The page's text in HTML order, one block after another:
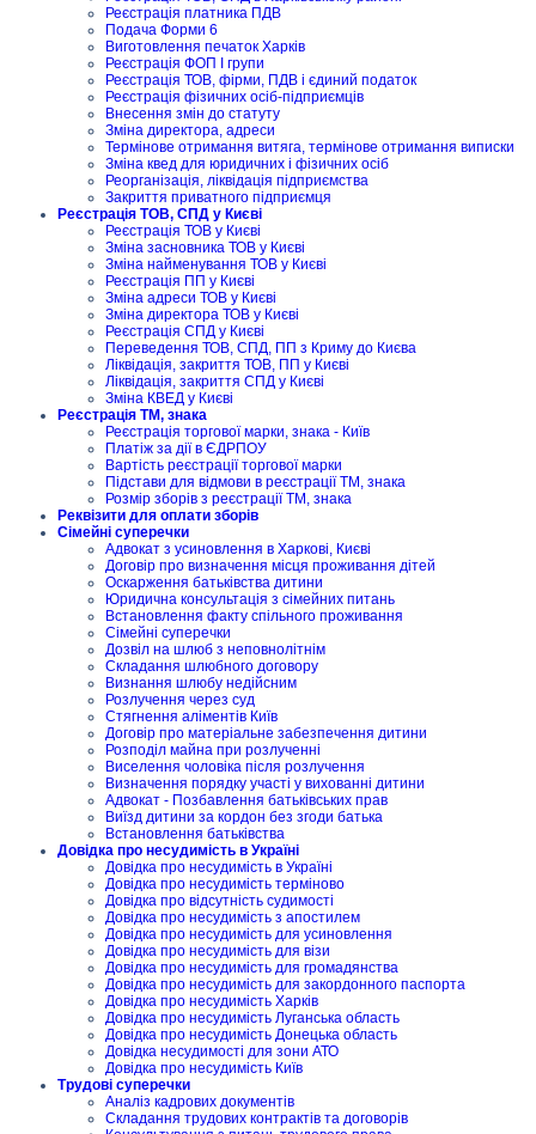
Реєстрація платника ПДВ
Подача Форми 6
Виготовлення печаток Харків
Реєстрація ФОП I групи
Реєстрація ТОВ, фірми, ПДВ і єдиний податок
Реєстрація фізичних осіб-підприємців
Внесення змін до статуту
Зміна директора, адреси
Термінове отримання витяга, термінове отримання виписки
Зміна квед для юридичних і фізичних осіб
Реорганізація, ліквідація підприємства
Закриття приватного підприємця
Реєстрація ТОВ, СПД у Києві
Реєстрація ТОВ у Києві
Зміна засновника ТОВ у Києві
Зміна найменування ТОВ у Києві
Реєстрація ПП у Києві
Зміна адреси ТОВ у Києві
Зміна директора ТОВ у Києві
Реєстрація СПД у Києві
Переведення ТОВ, СПД, ПП з Криму до Києва
Ліквідація, закриття ТОВ, ПП у Києві
Ліквідація, закриття СПД у Києві
Зміна КВЕД у Києві
Реєстрація ТМ, знака
Реєстрація торгової марки, знака - Київ
Платіж за дії в ЄДРПОУ
Вартість реєстрації торгової марки
Підстави для відмови в реєстрації ТМ, знака
Розмір зборів з реєстрації ТМ, знака
Реквізити для оплати зборів
Сімейні суперечки
Адвокат з усиновлення в Харкові, Києві
Договір про визначення місця проживання дітей
Оскарження батьківства дитини
Юридична консультація з сімейних питань
Встановлення факту спільного проживання
Сімейні суперечки
Дозвіл на шлюб з неповнолітнім
Складання шлюбного договору
Визнання шлюбу недійсним
Розлучення через суд
Стягнення аліментів Київ
Договір про матеріальне забезпечення дитини
Розподіл майна при розлученні
Виселення чоловіка після розлучення
Визначення порядку участі у вихованні дитини
Адвокат - Позбавлення батьківських прав
Виїзд дитини за кордон без згоди батька
Встановлення батьківства
Довідка про несудимість в Україні
Довідка про несудимість в Україні
Довідка про несудимість терміново
Довідка про відсутність судимості
Довідка про несудимість з апостилем
Довідка про несудимість для усиновлення
Довідка про несудимість для візи
Довідка про несудимість для громадянства
Довідка про несудимість для закордонного паспорта
Довідка про несудимість Харків
Довідка про несудимість Луганська область
Довідка про несудимість Донецька область
Довідка несудимості для зони АТО
Довідка про несудимість Київ
Трудові суперечки
Аналіз кадрових документів
Складання трудових контрактів та договорів